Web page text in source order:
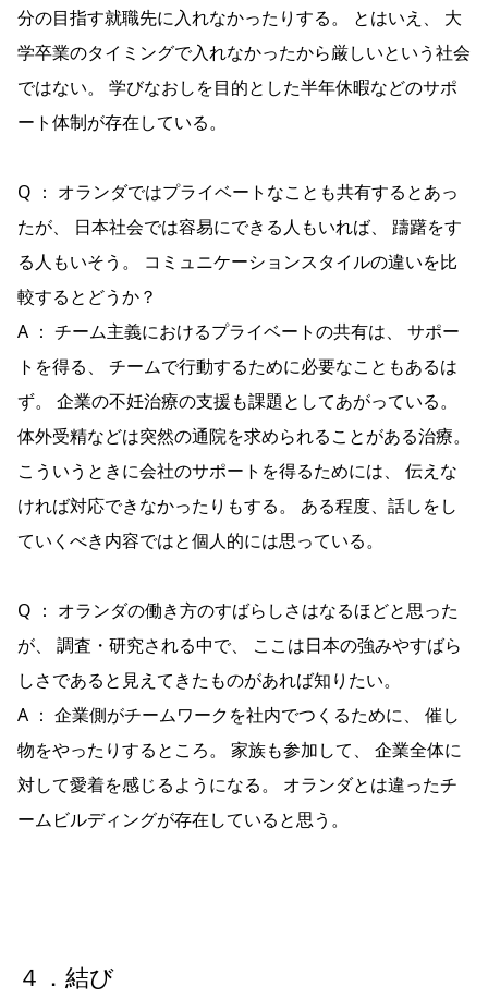
分の目指す就職先に入れなかったりする。 とはいえ、 大
学卒業のタイミングで入れなかったから厳しいという社会
ではない。 学びなおしを目的とした半年休暇などのサポ
ート体制が存在している。
Q ： オランダではプライベートなことも共有するとあっ
たが、 日本社会では容易にできる人もいれば、 躊躇をす
る人もいそう。 コミュニケーションスタイルの違いを比
較するとどうか？
A ： チーム主義におけるプライベートの共有は、 サポー
トを得る、 チームで行動するために必要なこともあるは
ず。 企業の不妊治療の支援も課題としてあがっている。
体外受精などは突然の通院を求められることがある治療。
こういうときに会社のサポートを得るためには、 伝えな
ければ対応できなかったりもする。 ある程度、話しをし
ていくべき内容ではと個人的には思っている。
Q ： オランダの働き方のすばらしさはなるほどと思った
が、 調査・研究される中で、 ここは日本の強みやすばら
しさであると見えてきたものがあれば知りたい。
A ： 企業側がチームワークを社内でつくるために、 催し
物をやったりするところ。 家族も参加して、 企業全体に
対して愛着を感じるようになる。 オランダとは違ったチ
ームビルディングが存在していると思う。
４．結び